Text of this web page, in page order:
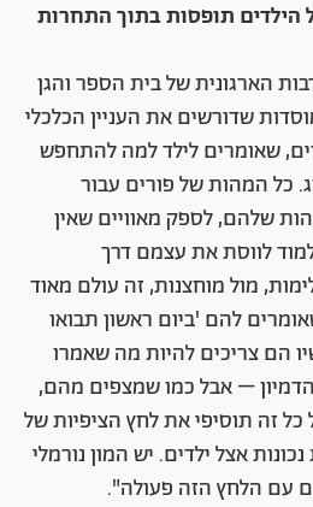
הילדים תופסות בתוך התחרות
הארגונית של בית הספר והגן
שדורשים את העניין הכלכלי
שאומרים לילד למה להתחפש
כל המהות של פורים עבור
שלהם, לספק מאוויים שאין
לווסת את עצמם דרך
מול מוחצנות, זה עולם מאוד
להם 'ביום ראשון תבואו
הם צריכים להיות מה שאמרו
– אבל כמו שמצפים מהם,
כל זה תוסיפי את לחץ הציפיות של
אצל ילדים. יש המון נורמלי
עם הלחץ הזה פעולה".